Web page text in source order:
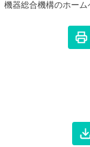
機器総合機構のホーム